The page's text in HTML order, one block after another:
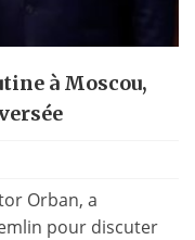
à Moscou,
Orban, a
pour discuter